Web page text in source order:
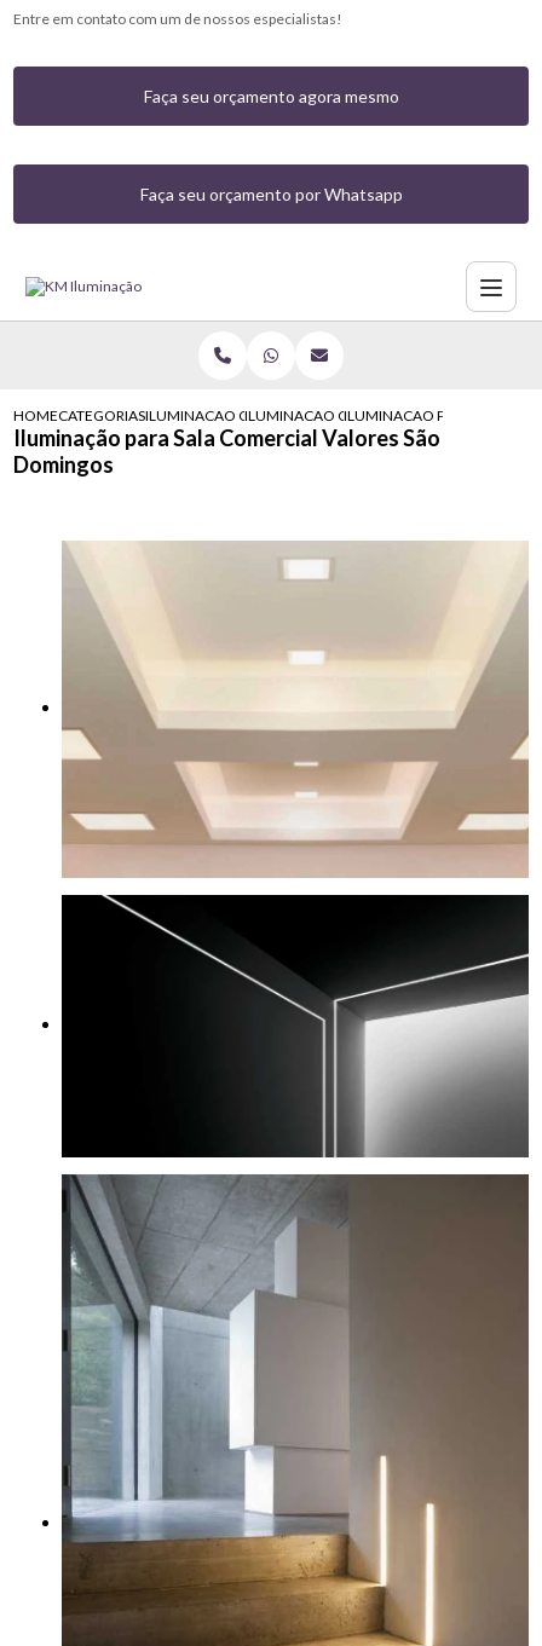
Entre em contato com um de nossos especialistas!
Faça seu orçamento agora mesmo
Faça seu orçamento por Whatsapp
HOMECATEGORIASILUMINACAO COMERCIALILUMINACAO COMERCIAL COM LED
ILUMINACAO PARA SALA
Iluminação para Sala Comercial Valores São
Domingos